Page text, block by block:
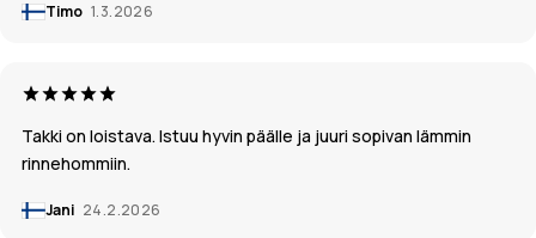
Timo 1.3.2026
Takki on loistava. Istuu hyvin päälle ja juuri sopivan lämmin
rinnehommiin.
Jani 24.2.2026